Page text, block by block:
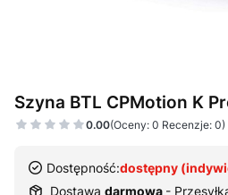
Szyna BTL CPMotion K
0.00(Oceny: 0 Recenzje: 0)
Dostępność:dostępny
Dostawa darmowa -